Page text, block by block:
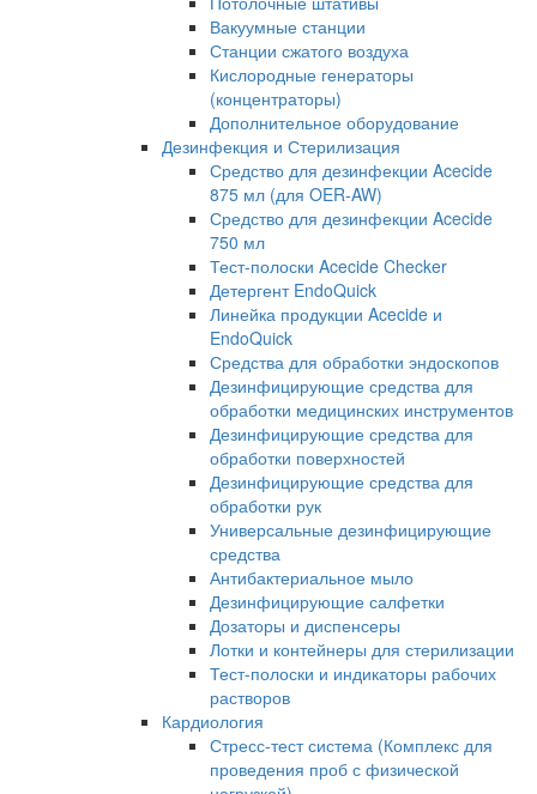
Вакуумные станции
Станции сжатого воздуха
Кислородные генераторы
(концентраторы)
Дополнительное оборудование
Дезинфекция и Стерилизация
Средство для дезинфекции Acecide
875 мл (для OER-AW)
Средство для дезинфекции Acecide
750 мл
Тест-полоски Acecide Checker
Детергент EndoQuick
Линейка продукции Acecide и
EndoQuick
Средства для обработки эндоскопов
Дезинфицирующие средства для
обработки медицинских инструментов
Дезинфицирующие средства для
обработки поверхностей
Дезинфицирующие средства для
обработки рук
Универсальные дезинфицирующие
средства
Антибактериальное мыло
Дезинфицирующие салфетки
Дозаторы и диспенсеры
Лотки и контейнеры для стерилизации
Тест-полоски и индикаторы рабочих
растворов
Кардиология
Стресс-тест система (Комплекс для
проведения проб с физической